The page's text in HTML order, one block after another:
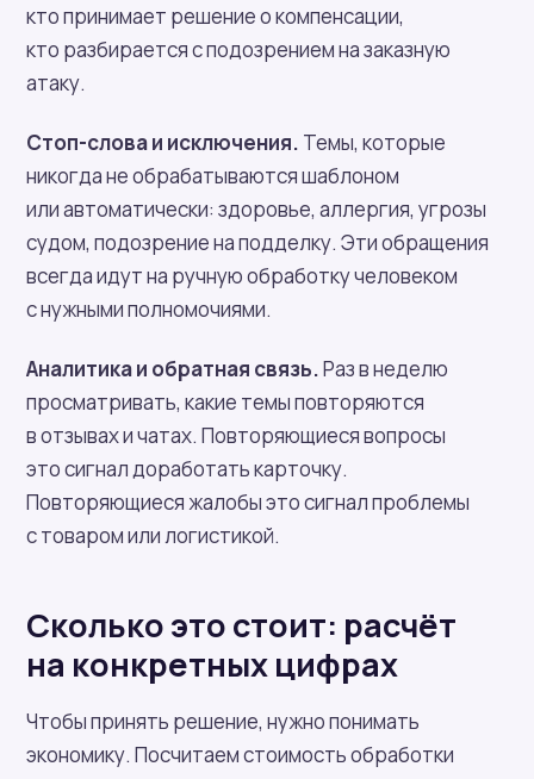
кто принимает решение о компенсации,
кто разбирается с подозрением на заказную
атаку.
Стоп-слова и исключения. Темы, которые
никогда не обрабатываются шаблоном
или автоматически: здоровье, аллергия, угрозы
судом, подозрение на подделку. Эти обращения
всегда идут на ручную обработку человеком
с нужными полномочиями.
Аналитика и обратная связь.Раз в неделю
просматривать, какие темы повторяются
в отзывах и чатах. Повторяющиеся вопросы
это сигнал доработать карточку.
Повторяющиеся жалобы это сигнал проблемы
с товаром или логистикой.
Сколько это стоит: расчёт
на конкретных цифрах
Чтобы принять решение, нужно понимать
экономику. Посчитаем стоимость обработки